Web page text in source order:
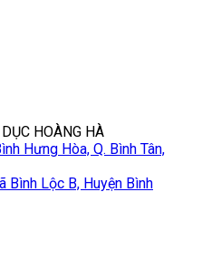
HOÀNG HÀ
Hưng Hòa, Q. Bình Tân,
Bình Lộc B, Huyện Bình